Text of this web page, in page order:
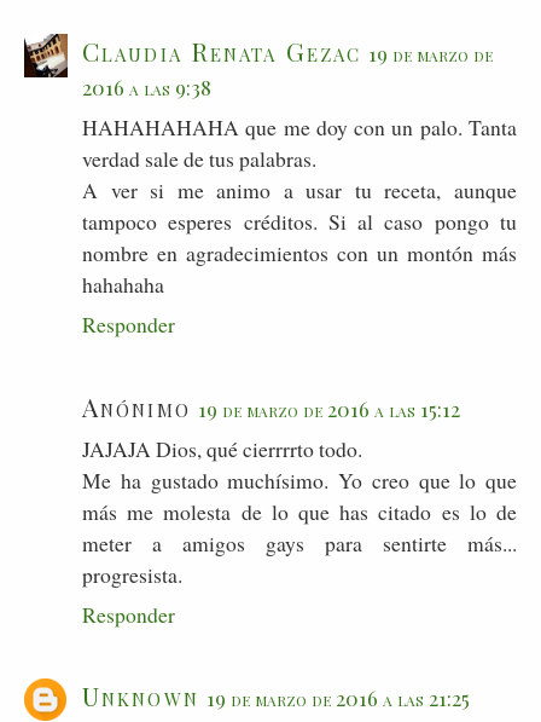
Claudia Renata Gezac 19 de marzo de
2016 a las 9:38
HAHAHAHAHA que me doy con un palo. Tanta
verdad sale de tus palabras.
A ver si me animo a usar tu receta, aunque
tampoco esperes créditos. Si al caso pongo tu
nombre en agradecimientos con un montón más
hahahaha
Responder
Anónimo 19 de marzo de 2016 a las 15:12
JAJAJA Dios, qué cierrrrto todo.
Me ha gustado muchísimo. Yo creo que lo que
más me molesta de lo que has citado es lo de
meter a amigos gays para sentirte más...
progresista.
Responder
Unknown 19 de marzo de 2016 a las 21:25